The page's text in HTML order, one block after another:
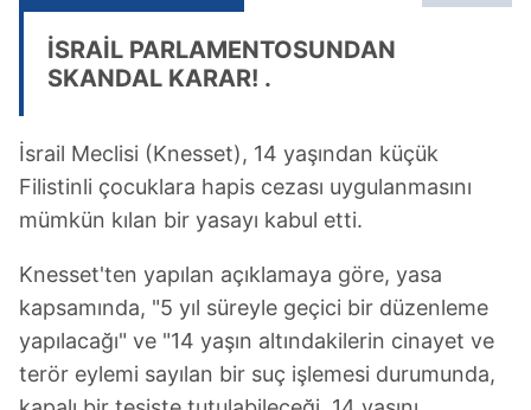
İSRAİL PARLAMENTOSUNDAN
SKANDAL KARAR! .
İsrail Meclisi (Knesset), 14 yaşından küçük
Filistinli çocuklara hapis cezası uygulanmasını
mümkün kılan bir yasayı kabul etti.
Knesset'ten yapılan açıklamaya göre, yasa
kapsamında, "5 yıl süreyle geçici bir düzenleme
yapılacağı" ve "14 yaşın altındakilerin cinayet ve
terör eylemi sayılan bir suç işlemesi durumunda,